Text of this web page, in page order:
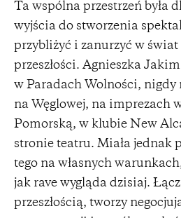
Ta wspólna przestrzeń była
wyjścia do stworzenia
przybliżyć i zanurzyć w świat
przeszłości. Agnieszka
w Paradach Wolności, nigdy
na Węglowej, na imprezach
Pomorską, w klubie New
stronie teatru. Miała jednak
tego na własnych
jak rave wygląda dzisiaj.
przeszłością, tworzy